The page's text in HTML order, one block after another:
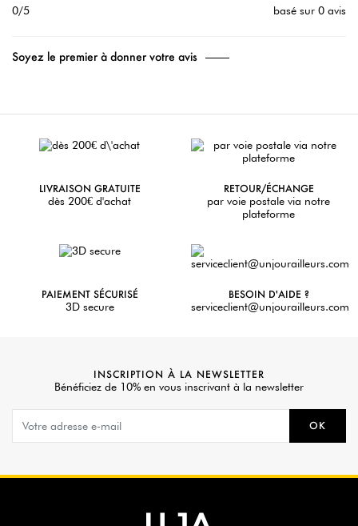
0/5 basé sur 0 avis
Soyez le premier à donner votre avis
LIVRAISON GRATUITE
dès 200€ d'achat
RETOUR/ÉCHANGE
par voie postale via notre
plateforme
PAIEMENT SÉCURISÉ
3D secure
BESOIN D'AIDE ?
serviceclient@unjourailleurs.com
INSCRIPTION À LA NEWSLETTER
Bénéficiez de 10% en vous inscrivant à la newsletter
OK